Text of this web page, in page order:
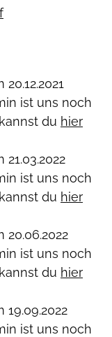
20.12.2021
ist uns noch
du hier
21.03.2022
ist uns noch
du hier
20.06.2022
ist uns noch
du hier
19.09.2022
ist uns noch